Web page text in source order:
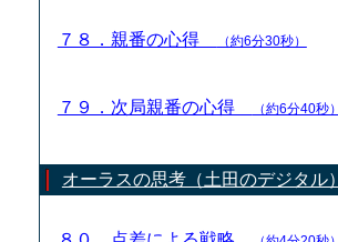
７８．親番の心得 （約6分30秒）
７９．次局親番の心得 （約6分40秒）
オーラスの思考（土田のデジタル）